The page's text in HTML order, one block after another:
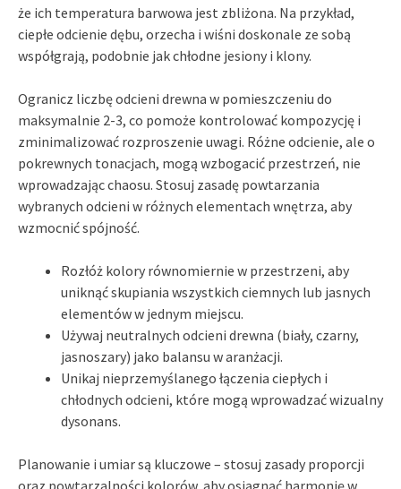
że ich temperatura barwowa jest zbliżona. Na przykład,
ciepłe odcienie dębu, orzecha i wiśni doskonale ze sobą
współgrają, podobnie jak chłodne jesiony i klony.
Ogranicz liczbę odcieni drewna w pomieszczeniu do
maksymalnie 2-3, co pomoże kontrolować kompozycję i
zminimalizować rozproszenie uwagi. Różne odcienie, ale o
pokrewnych tonacjach, mogą wzbogacić przestrzeń, nie
wprowadzając chaosu. Stosuj zasadę powtarzania
wybranych odcieni w różnych elementach wnętrza, aby
wzmocnić spójność.
Rozłóż kolory równomiernie w przestrzeni, aby
uniknąć skupiania wszystkich ciemnych lub jasnych
elementów w jednym miejscu.
Używaj neutralnych odcieni drewna (biały, czarny,
jasnoszary) jako balansu w aranżacji.
Unikaj nieprzemyślanego łączenia ciepłych i
chłodnych odcieni, które mogą wprowadzać wizualny
dysonans.
Planowanie i umiar są kluczowe – stosuj zasady proporcji
oraz powtarzalności kolorów, aby osiągnąć harmonię w